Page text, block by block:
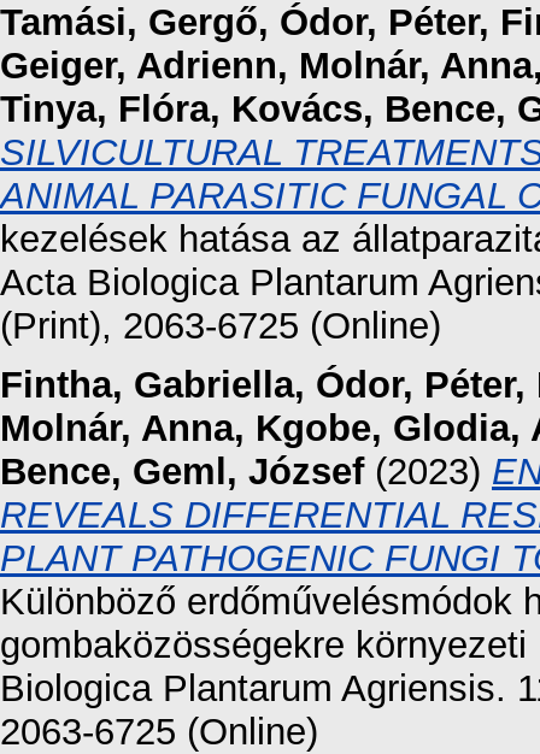
Tamási, Gergő, Ódor, Péter,
Geiger, Adrienn, Molnár, Anna
Tinya, Flóra, Kovács, Bence,
SILVICULTURAL
ANIMAL PARASITIC FUNGAL
kezelések hatása az
Acta Biologica Plantarum
(Print), 2063-6725 (Online)
Fintha, Gabriella, Ódor, Péter,
Molnár, Anna, Kgobe, Glodia,
Bence, Geml, József(2023)
REVEALS DIFFERENTIAL
PLANT PATHOGENIC FUNGI
Különböző erdőművelésmódok
gombaközösségekre
Biologica Plantarum Agriensis.
2063-6725 (Online)